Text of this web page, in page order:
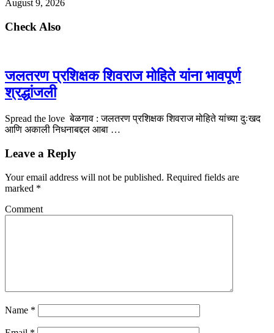
August 9, 2026
Check Also
जलतरण प्रशिक्षक शिवराज मोहिते यांना भावपूर्ण
श्रद्धांजली
Spread the love बेळगाव : जलतरण प्रशिक्षक शिवराज मोहिते यांच्या दुःखद
आणि अकाली निधनाबद्दल आबा …
Leave a Reply
Your email address will not be published. Required fields are
marked *
Comment
Name *